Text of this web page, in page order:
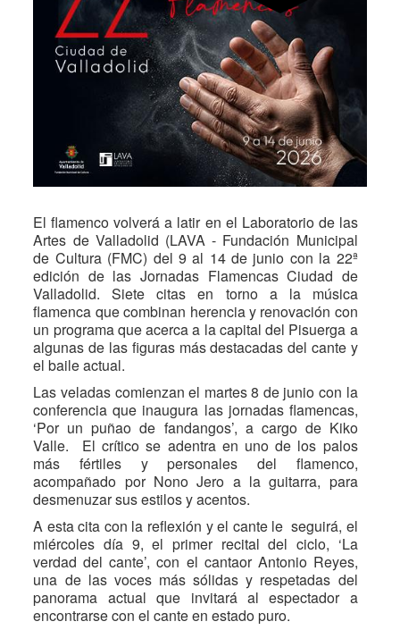
El flamenco volverá a latir en el Laboratorio de las
Artes de Valladolid (LAVA - Fundación Municipal
de Cultura (FMC) del 9 al 14 de junio con la 22ª
edición de las Jornadas Flamencas Ciudad de
Valladolid. Siete citas en torno a la música
flamenca que combinan herencia y renovación con
un programa que acerca a la capital del Pisuerga a
algunas de las figuras más destacadas del cante y
el baile actual.
Las veladas comienzan el martes 8 de junio con la
conferencia que inaugura las jornadas flamencas,
‘Por un puñao de fandangos’, a cargo de Kiko
Valle. El crítico se adentra en uno de los palos
más fértiles y personales del flamenco,
acompañado por Nono Jero a la guitarra, para
desmenuzar sus estilos y acentos.
A esta cita con la reflexión y el cante le seguirá, el
miércoles día 9, el primer recital del ciclo, ‘La
verdad del cante’, con el cantaor Antonio Reyes,
una de las voces más sólidas y respetadas del
panorama actual que invitará al espectador a
encontrarse con el cante en estado puro.